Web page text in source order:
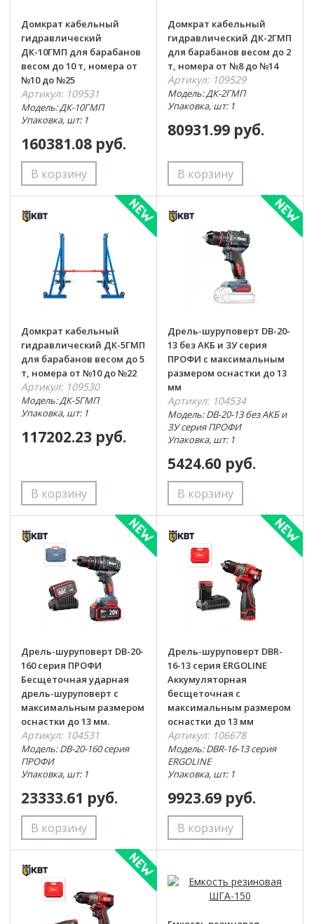
Домкрат кабельный
гидравлический
ДК-10ГМП для барабанов
весом до 10 т, номера от
№10 до №25
Артикул: 109531
Модель: ДК-10ГМП
Упаковка, шт: 1
160381.08 руб.
Домкрат кабельный
гидравлический ДК-2ГМП
для барабанов весом до 2
т, номера от №8 до №14
Артикул: 109529
Модель: ДК-2ГМП
Упаковка, шт: 1
80931.99 руб.
Домкрат кабельный
гидравлический ДК-5ГМП
для барабанов весом до 5
т, номера от №10 до №22
Артикул: 109530
Модель: ДК-5ГМП
Упаковка, шт: 1
117202.23 руб.
Дрель-шуруповерт DB-20-
13 без АКБ и ЗУ серия
ПРОФИ с максимальным
размером оснастки до 13
мм
Артикул: 104534
Модель: DB-20-13 без АКБ и
ЗУ серия ПРОФИ
Упаковка, шт: 1
5424.60 руб.
Дрель-шуруповерт DB-20-
160 серия ПРОФИ
Бесщеточная ударная
дрель-шуруповерт с
максимальным размером
оснастки до 13 мм.
Артикул: 104531
Модель: DB-20-160 серия
ПРОФИ
Упаковка, шт: 1
23333.61 руб.
Дрель-шуруповерт DBR-
16-13 серия ERGOLINE
Аккумуляторная
бесщеточная с
максимальным размером
оснастки до 13 мм
Артикул: 106678
Модель: DBR-16-13 серия
ERGOLINE
Упаковка, шт: 1
9923.69 руб.